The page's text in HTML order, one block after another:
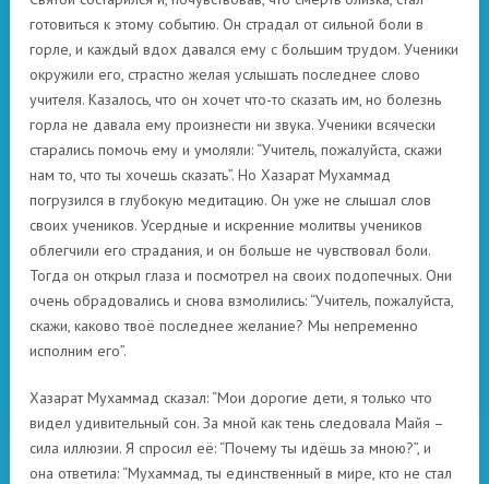
готовиться к этому событию. Он страдал от сильной боли в
горле, и каждый вдох давался ему с большим трудом. Ученики
окружили его, страстно желая услышать последнее слово
учителя. Казалось, что он хочет что-то сказать им, но болезнь
горла не давала ему произнести ни звука. Ученики всячески
старались помочь ему и умоляли: “Учитель, пожалуйста, скажи
нам то, что ты хочешь сказать”. Но Хазарат Мухаммад
погрузился в глубокую медитацию. Он уже не слышал слов
своих учеников. Усердные и искренние молитвы учеников
облегчили его страдания, и он больше не чувствовал боли.
Тогда он открыл глаза и посмотрел на своих подопечных. Они
очень обрадовались и снова взмолились: “Учитель, пожалуйста,
скажи, каково твоё последнее желание? Мы непременно
исполним его”.
Хазарат Мухаммад сказал: “Мои дорогие дети, я только что
видел удивительный сон. За мной как тень следовала Майя –
сила иллюзии. Я спросил её: “Почему ты идёшь за мною?”, и
она ответила: “Мухаммад, ты единственный в мире, кто не стал